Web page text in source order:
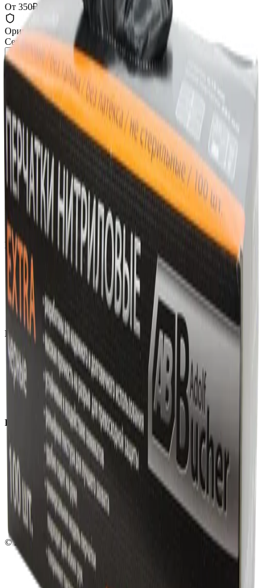
От 350₽ по России
Оригинал 100%
Сертифицированный товар
Описание Характеристики
Перчатки нитриловые черные Экстра, 100шт, размер L,
90.2100.9, Adolf Bucher
Технические характеристики
Размер
9 / L
Артикул производителя 90.2100.9
Профессиональная автохимия, оборудование и расходные
материалы для детейлинга.
Каталог
Автохимия
Оборудование
Расходные материалы
Инструменты
Аксессуары
Покупателям
Доставка и оплата
Обучение
Распродажа
Бренды
О компании
Контакты
+7 (495) 135-35-99
sales@insafe.ru
Москва, Люблинская ул., 153.
ТЦ «Люблю Молл», -1 уровень
Ежедневно 10:00 — 19:00
©2026 InSafe.ru — Товары и технологии для автобизнеса